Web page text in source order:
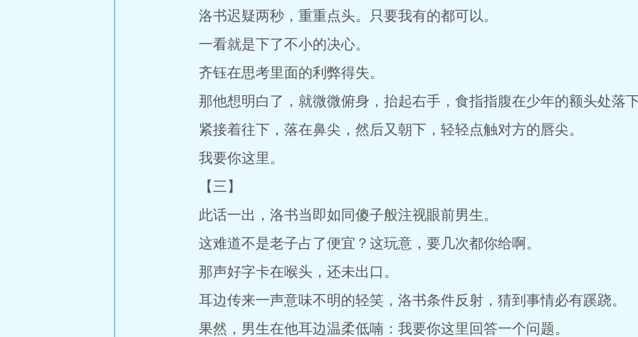
洛书迟疑两秒，重重点头。只要我有的都可以。
一看就是下了不小的决心。
齐钰在思考里面的利弊得失。
那他想明白了，就微微俯身，抬起右手，食指指腹在少年的额头处落
紧接着往下，落在鼻尖，然后又朝下，轻轻点触对方的唇尖。
我要你这里。
【三】
此话一出，洛书当即如同傻子般注视眼前男生。
这难道不是老子占了便宜？这玩意，要几次都你给啊。
那声好字卡在喉头，还未出口。
耳边传来一声意味不明的轻笑，洛书条件反射，猜到事情必有蹊跷。
果然，男生在他耳边温柔低喃：我要你这里回答一个问题。